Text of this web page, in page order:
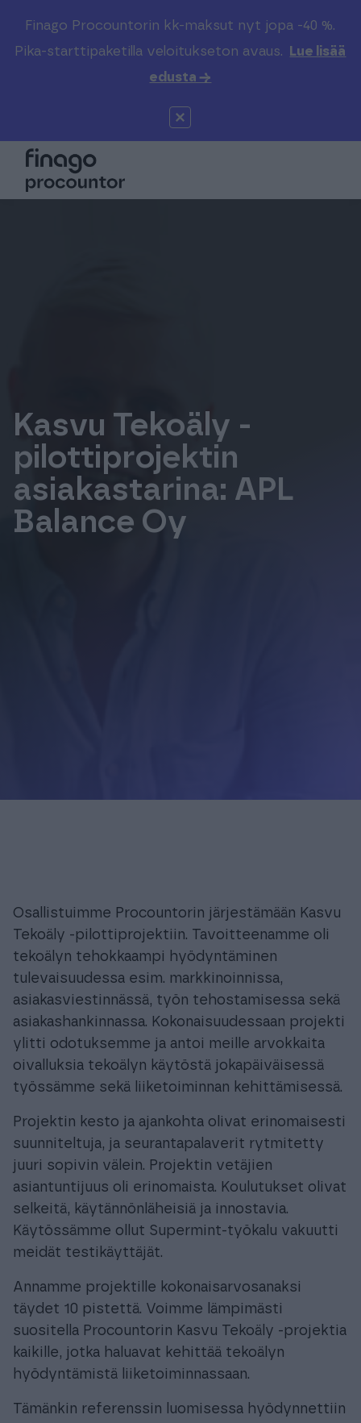
Finago Procountorin kk-maksut nyt jopa -40 %.
Pika-starttipaketilla veloitukseton avaus.
Lue lisää
edusta →
Etsi sivustolta
Valitse kieli
Global (EN)
Kirjaudu
Solo
Sopimuskone
Kenelle
Tilitoimistoille
Meistä & Ajankohtaista
Tilaa Procountor
Kasvu Tekoäly -
pilottiprojektin
asiakastarina: APL
Balance Oy
Osallistuimme Procountorin järjestämään Kasvu
Tekoäly -pilottiprojektiin. Tavoitteenamme oli
tekoälyn tehokkaampi hyödyntäminen
tulevaisuudessa esim. markkinoinnissa,
asiakasviestinnässä, työn tehostamisessa sekä
asiakashankinnassa. Kokonaisuudessaan projekti
ylitti odotuksemme ja antoi meille arvokkaita
oivalluksia tekoälyn käytöstä jokapäiväisessä
työssämme sekä liiketoiminnan kehittämisessä.
Projektin kesto ja ajankohta olivat erinomaisesti
suunniteltuja, ja seurantapalaverit rytmitetty
juuri sopivin välein. Projektin vetäjien
asiantuntijuus oli erinomaista. Koulutukset olivat
selkeitä, käytännönläheisiä ja innostavia.
Käytössämme ollut Supermint-työkalu vakuutti
meidät testikäyttäjät.
Annamme projektille kokonaisarvosanaksi
täydet 10 pistettä. Voimme lämpimästi
suositella Procountorin Kasvu Tekoäly -projektia
kaikille, jotka haluavat kehittää tekoälyn
hyödyntämistä liiketoiminnassaan.
Tämänkin referenssin luomisessa hyödynnettiin